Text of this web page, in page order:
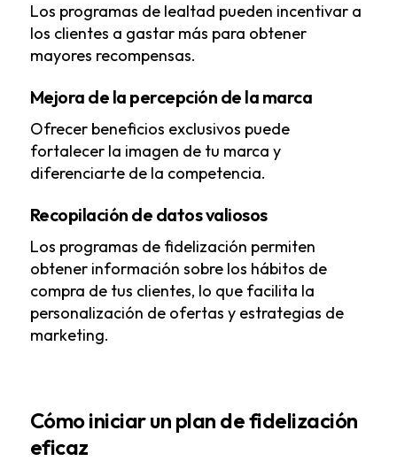
Los programas de lealtad pueden incentivar a
los clientes a gastar más para obtener
mayores recompensas.
Mejora de la percepción de la marca
Ofrecer beneficios exclusivos puede
fortalecer la imagen de tu marca y
diferenciarte de la competencia.
Recopilación de datos valiosos
Los programas de fidelización permiten
obtener información sobre los hábitos de
compra de tus clientes, lo que facilita la
personalización de ofertas y estrategias de
marketing.
Cómo iniciar un plan de fidelización
eficaz